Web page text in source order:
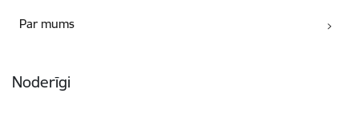
Par mums
Noderīgi